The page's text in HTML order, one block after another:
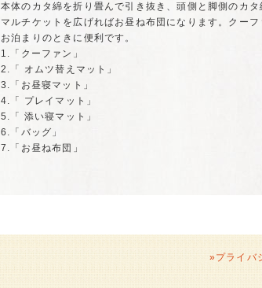
本体のカタ綿を折り畳んで引き抜き、頭側と脚側のカ
マルチケットを広げればお昼ね布団になります。クー
お泊まりのときに便利です。
1.「クーファン」
2.「 オムツ替えマット」
3.「お昼寝マット」
4.「 プレイマット」
5.「 添い寝マット」
6.「バッグ」
7.「お昼ね布団」
»プライバ